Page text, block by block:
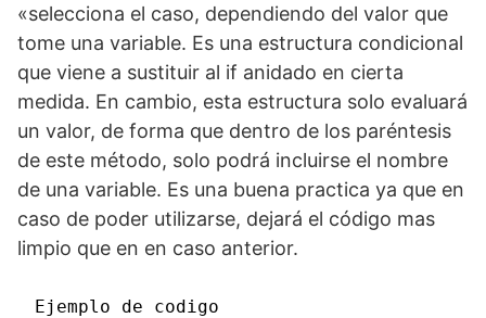
«selecciona el caso, dependiendo del valor que
tome una variable. Es una estructura condicional
que viene a sustituir al if anidado en cierta
medida. En cambio, esta estructura solo evaluará
un valor, de forma que dentro de los paréntesis
de este método, solo podrá incluirse el nombre
de una variable. Es una buena practica ya que en
caso de poder utilizarse, dejará el código mas
limpio que en en caso anterior.
Ejemplo de codigo